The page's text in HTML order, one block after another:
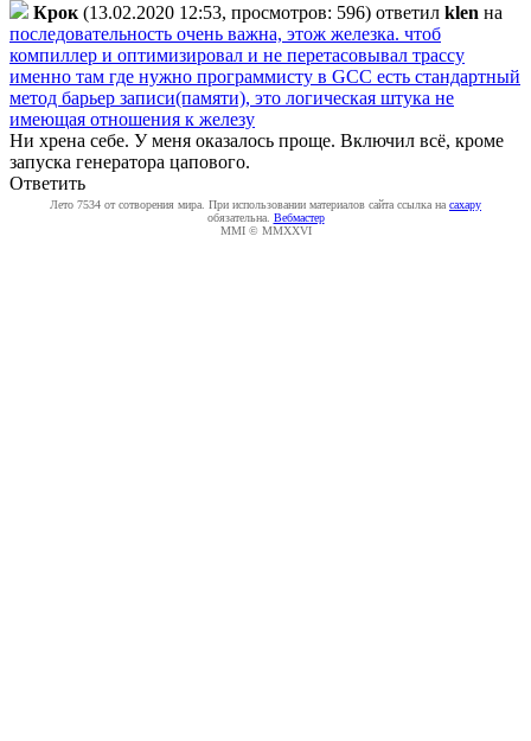
Крок (13.02.2020 12:53, просмотров: 596) ответил klen на
последовательность очень важна, этож железка. чтоб
компиллер и оптимизировал и не перетасовывал трассу
именно там где нужно программисту в GCC есть стандартный
метод барьер записи(памяти), это логическая штука не
имеющая отношения к железу
Ни хрена себе. У меня оказалось проще. Включил всё, кроме
запуска генератора цапового.
Ответить
Лето 7534 от сотворения мира. При использовании материалов сайта ссылка на caxapу
обязательна. Вебмастер
MMI © MMXXVI